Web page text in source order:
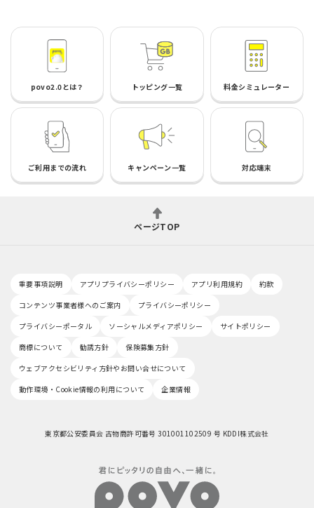
povo2.0とは？ トッピング一覧 料金シミュレーター
ご利用までの流れ キャンペーン一覧 対応端末
ページTOP
重要事項説明 アプリプライバシーポリシー アプリ利用規約
約款
コンテンツ事業者様へのご案内
プライバシーポリシー
プライバシーポータル
ソーシャルメディアポリシー
サイトポリシー
商標について
勧誘方針
保険募集方針
ウェブアクセシビリティ方針やお問い合せについて
動作環境・Cookie情報の利用について
企業情報
東京都公安委員会 古物商許可番号 301001102509 号 KDDI株式会社